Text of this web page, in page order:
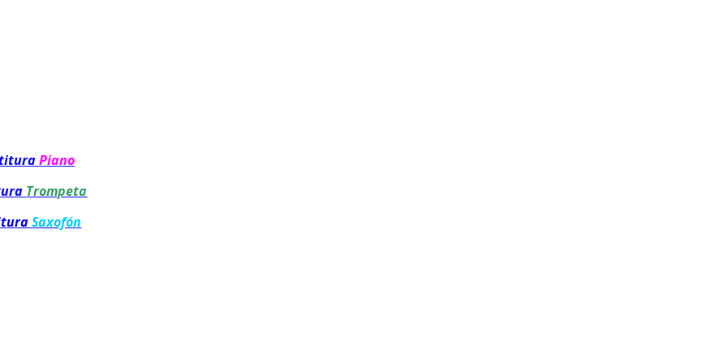
Piano
Trompeta
Saxofón